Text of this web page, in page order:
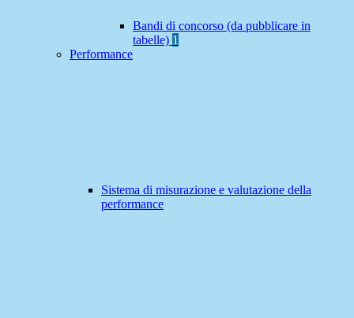
Bandi di concorso (da pubblicare in
tabelle) 1
Performance
Sistema di misurazione e valutazione della
performance